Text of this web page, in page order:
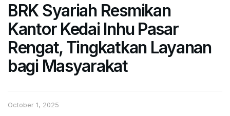
BRK Syariah Resmikan
Kantor Kedai Inhu Pasar
Rengat, Tingkatkan Layanan
bagi Masyarakat
October 1, 2025